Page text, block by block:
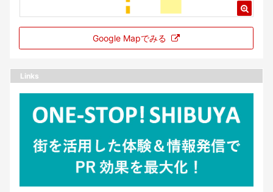
Google Mapでみる
Links